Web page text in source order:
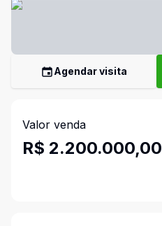
Agendar visita
Valor venda
R$ 2.200.000,00